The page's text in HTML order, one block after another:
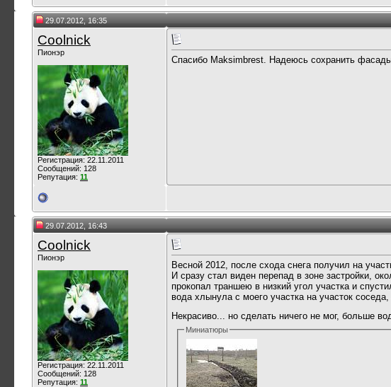
29.07.2012, 16:35
Coolnick
Пионэр
Регистрация: 22.11.2011
Сообщений: 128
Репутация: 11
Спасибо Maksimbrest. Надеюсь сохранить
29.07.2012, 16:43
Coolnick
Пионэр
Регистрация: 22.11.2011
Сообщений: 128
Репутация: 11
Весной 2012, после схода снега получил на
И сразу стал виден перепад в зоне застройки,
прокопал траншею в низкий угол участка и
вода хлынула с моего участка на участок
Некрасиво... но сделать ничего не мог, больше
Миниатюры